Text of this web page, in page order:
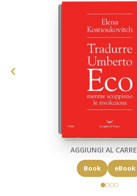
AGGIUNGI AL
Book eBook